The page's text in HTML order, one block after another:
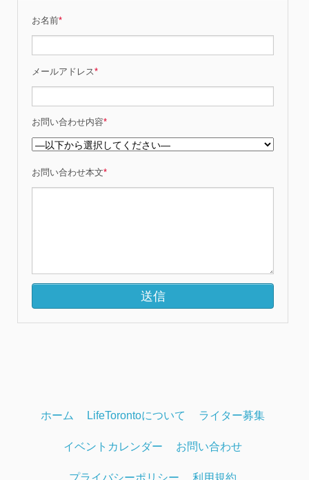
お名前*
メールアドレス*
お問い合わせ内容*
お問い合わせ本文*
ホーム LifeTorontoについて ライター募集
イベントカレンダー お問い合わせ